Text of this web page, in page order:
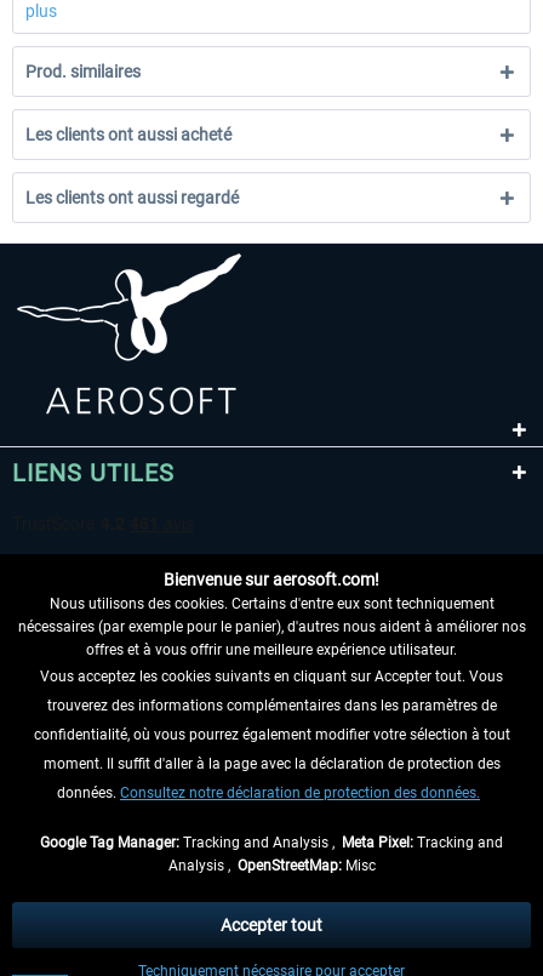
plus
Prod. similaires
Les clients ont aussi acheté
Les clients ont aussi regardé
LIENS UTILES
RENONCER AU CONTRAT ICI
INFORMATIONS
NE MANQUEZ PAS LES DERNIÈRES
échéant, frais de remboursement, si aucune description contraire.
** S'applique aux envois vers l'Allemagne. Pour les autres pays, veuillez
Bienvenue sur aerosoft.com!
Nous utilisons des cookies. Certains d'entre eux sont techniquement
nécessaires (par exemple pour le panier), d'autres nous aident à améliorer nos
offres et à vous offrir une meilleure expérience utilisateur.
Vous acceptez les cookies suivants en cliquant sur Accepter tout. Vous
trouverez des informations complémentaires dans les paramètres de
confidentialité, où vous pourrez également modifier votre sélection à tout
moment. Il suffit d'aller à la page avec la déclaration de protection des
données. Consultez notre déclaration de protection des données.
Google Tag Manager: Tracking and Analysis , Meta Pixel: Tracking and
Analysis , OpenStreetMap:Misc
Techniquement nécessaire pour accepter
Accepter tout